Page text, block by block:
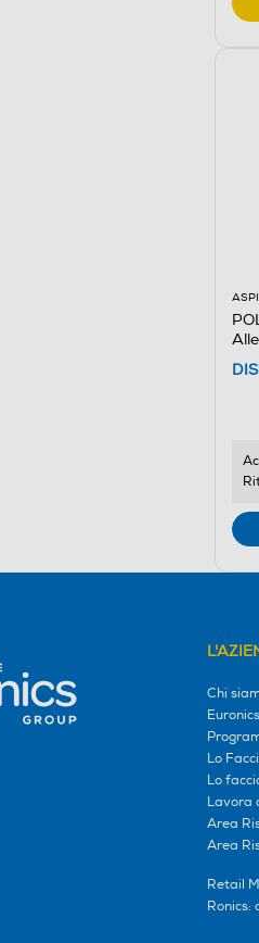
Chi
Lo
Lo
Lavora
Area
Area
Retail
Ronics: